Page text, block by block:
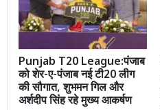
Punjab T20 League:पंजाब
को शेर-ए-पंजाब नई टी20 लीग
की सौगात, शुभमन गिल और
अर्शदीप सिंह रहे मुख्य आकर्षण